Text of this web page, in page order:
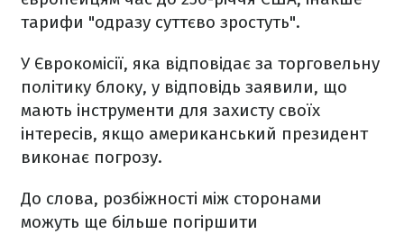
тарифи "одразу суттєво зростуть".
У Єврокомісії, яка відповідає за торговельну
політику блоку, у відповідь заявили, що
мають інструменти для захисту своїх
інтересів, якщо американський президент
виконає погрозу.
До слова, розбіжності між сторонами
можуть ще більше погіршити